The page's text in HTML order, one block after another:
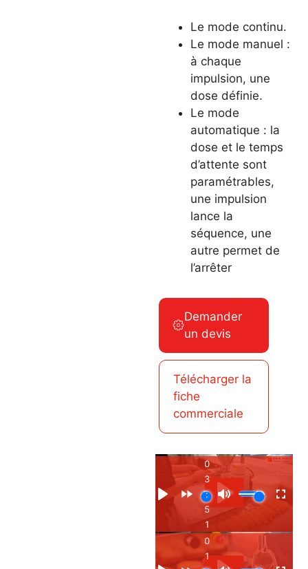
Le mode continu.
Le mode manuel :
à chaque
impulsion, une
dose définie.
Le mode
automatique : la
dose et le temps
d’attente sont
paramétrables,
une impulsion
lance la
séquence, une
autre permet de
l’arrêter
Demander
un devis
Télécharger la
fiche
commerciale